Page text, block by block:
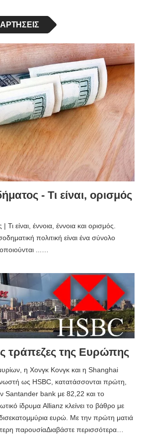
- Τι είναι, ορισμός
Τι είναι, έννοια, έννοια και ορισμός.
πολιτική είναι ένα σύνολο
...…
τράπεζες της Ευρώπης
η Χονγκ Κονγκ και η Shanghai
ως HSBC, κατατάσσονται πρώτη,
Santander bank με 82,22 και το
ίδρυμα Allianz κλείνει το βάθρο με
ευρώ. Με την πρώτη ματιά
παρουσίαΔιαβάστε περισσότερα…